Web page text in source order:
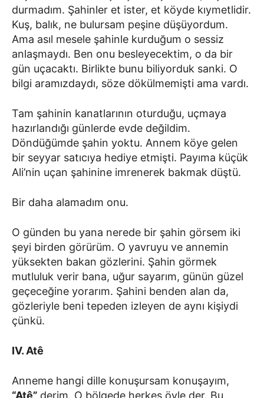
durmadım. Şahinler et ister, et köyde kıymetlidir.
Kuş, balık, ne bulursam peşine düşüyordum.
Ama asıl mesele şahinle kurduğum o sessiz
anlaşmaydı. Ben onu besleyecektim, o da bir
gün uçacaktı. Birlikte bunu biliyorduk sanki. O
bilgi aramızdaydı, söze dökülmemişti ama vardı.
Tam şahinin kanatlarının oturduğu, uçmaya
hazırlandığı günlerde evde değildim.
Döndüğümde şahin yoktu. Annem köye gelen
bir seyyar satıcıya hediye etmişti. Payıma küçük
Ali’nin uçan şahinine imrenerek bakmak düştü.
Bir daha alamadım onu.
O günden bu yana nerede bir şahin görsem iki
şeyi birden görürüm. O yavruyu ve annemin
yüksekten bakan gözlerini. Şahin görmek
mutluluk verir bana, uğur sayarım, günün güzel
geçeceğine yorarım. Şahini benden alan da,
gözleriyle beni tepeden izleyen de aynı kişiydi
çünkü.
IV. Atê
Anneme hangi dille konuşursam konuşayım,
“Atê” derim. O bölgede herkes öyle der. Bu